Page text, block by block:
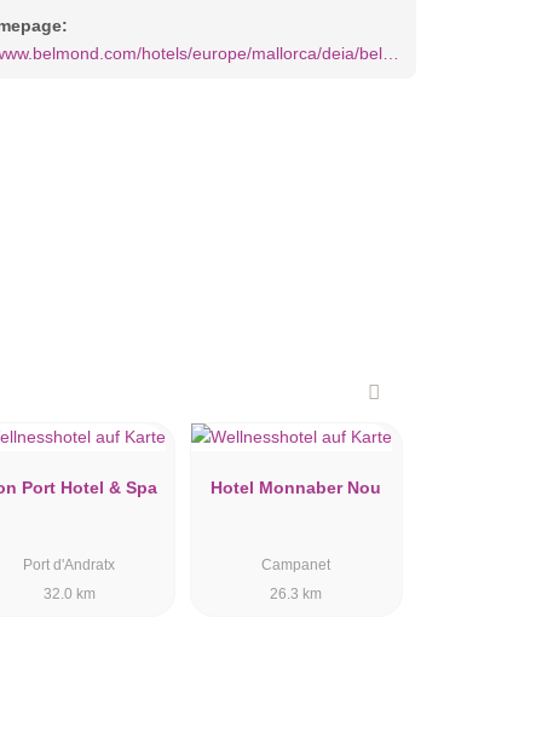
hotels/europe/mallorca/deia/belmond-la-residencia
Port Hotel & Spa
Port d'Andratx
32.0 km
Hotel Monnaber Nou
Campanet
26.3 km